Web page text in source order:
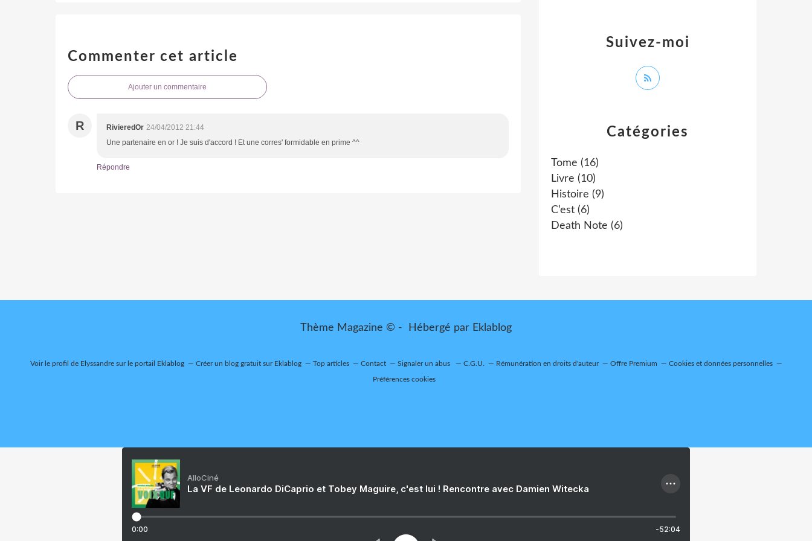
Commenter cet article
Ajouter un commentaire
R RivieredOr 24/04/2012 21:44
Une partenaire en or ! Je suis d'accord ! Et une corres' formidable en prime ^^
Répondre
Catégories
Tome (16)
Livre (10)
Histoire (9)
C’est (6)
Death Note (6)
Suivez-moi
Thème Magazine © - Hébergé par Eklablog
Voir le profil de Elyssandresur le portail Eklablog Créer un blog gratuit sur Eklablog Top articles Contact Signaler un abus C.G.U. Rémunération en droits d'auteur Offre Premium Cookies et données personnelles
Préférences cookies
AlloCiné
La VF de Leonardo DiCaprio et Tobey Maguire, c'est lui ! Rencontre avec Damien Witecka
0:00 -52:04